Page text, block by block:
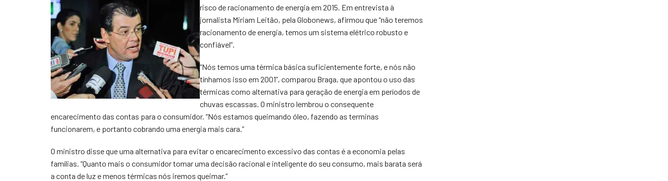
risco de racionamento de energia em 2015. Em entrevista à
jornalista Miriam Leitão, pela Globonews, afirmou que “não teremos
racionamento de energia, temos um sistema elétrico robusto e
confiável”.
“Nós temos uma térmica básica suficientemente forte, e nós não
tínhamos isso em 2001”, comparou Braga, que apontou o uso das
térmicas como alternativa para geração de energia em períodos de
chuvas escassas. O ministro lembrou o consequente
encarecimento das contas para o consumidor. “Nós estamos queimando óleo, fazendo as terminas
funcionarem, e portanto cobrando uma energia mais cara.”
O ministro disse que uma alternativa para evitar o encarecimento excessivo das contas é a economia pelas
famílias. “Quanto mais o consumidor tomar uma decisão racional e inteligente do seu consumo, mais barata será
a conta de luz e menos térmicas nós iremos queimar.”